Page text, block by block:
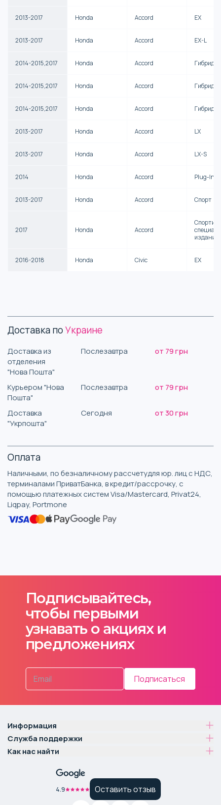
2013-2017 Honda Accord EX
2013-2017 Honda Accord EX-L
2014-2015,2017 Honda Accord Гибрид
2014-2015,2017 Honda Accord Гибрид
2014-2015,2017 Honda Accord Гибрид
2013-2017 Honda Accord LX
2013-2017 Honda Accord LX-S
2014 Honda Accord Plug-In
2013-2017 Honda Accord Спорт
2017 Honda Accord
издание
2016-2018 Honda Civic EX
Доставка поУкраине
Доставка из
отделения
"Нова Пошта"
Послезавтра от 79 грн
Курьером "Нова
Пошта"
Послезавтра от 79 грн
Доставка
"Укрпошта"
Сегодня от 30 грн
Оплата
Наличными, по безналичному рассчетудля юр. лиц с НДС,
терминалами ПриватБанка, в кредит/рассрочку, с
помощью платежных систем Visa/Mastercard, Privat24,
Liqpay, Portmone
Подписывайтесь,
чтобы первыми
узнавать о акциях и
предложениях
Подписаться
Информация
Служба поддержки
Как нас найти
4.9 Оставить отзыв